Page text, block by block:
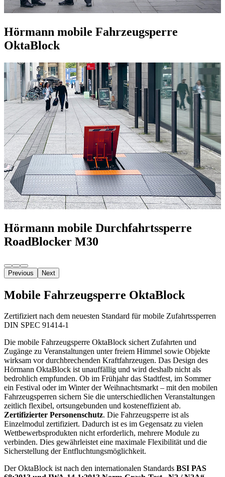
Hörmann mobile Fahrzeugsperre
OktaBlock
Hörmann mobile Durchfahrtssperre
RoadBlocker M30
Previous Next
Mobile Fahrzeugsperre OktaBlock
Zertifiziert nach dem neuesten Standard für mobile Zufahrtssperren
DIN SPEC 91414-1
Die mobile Fahrzeugsperre OktaBlock sichert Zufahrten und
Zugänge zu Veranstaltungen unter freiem Himmel sowie Objekte
wirksam vor durchbrechenden Kraftfahrzeugen. Das Design des
Hörmann OktaBlock ist unauffällig und wird deshalb nicht als
bedrohlich empfunden. Ob im Frühjahr das Stadtfest, im Sommer
ein Festival oder im Winter der Weihnachtsmarkt – mit den mobilen
Fahrzeugsperren sichern Sie die unterschiedlichen Veranstaltungen
zeitlich flexibel, ortsungebunden und kosteneffizient ab.
Zertifizierter Personenschutz. Die Fahrzeugsperre ist als
Einzelmodul zertifiziert. Dadurch ist es im Gegensatz zu vielen
Wettbewerbsprodukten nicht erforderlich, mehrere Module zu
verbinden. Dies gewährleistet eine maximale Flexibilität und die
Sicherstellung der Entfluchtungsmöglichkeit.
Der OktaBlock ist nach den internationalen Standards BSI PAS